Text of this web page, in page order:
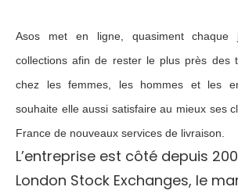
Asos met en ligne, quasiment chaque
collections afin de rester le plus près des
chez les femmes, les hommes et les
souhaite elle aussi satisfaire au mieux ses
France de nouveaux services de livraison.
L’entreprise est côté depuis
London Stock Exchanges, le